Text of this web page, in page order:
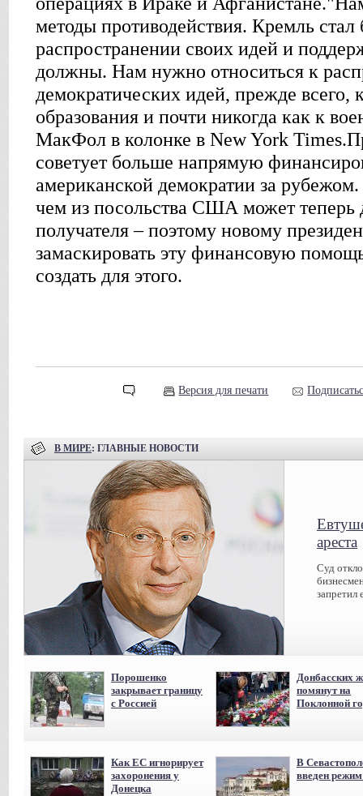
методы противодействия. Кремль
распространении своих идей и
должны. Нам нужно относиться к
демократических идей, прежде всего,
образования и почти никогда как к
МакФол в колонке в New York
советует больше напрямую
американской демократии за
чем из посольства США может теперь
получателя – поэтому новому
замаскировать эту финансовую
создать для этого.
Версия для печати
В МИРЕ: ГЛАВНЫЕ НОВОСТИ
ареста
Суд
запретил
Порошенко
закрывает границу
с Россией
Донбасских
помянут на
Поклонной
Как ЕС игнорирует
захоронения у
Донецка
В
введен